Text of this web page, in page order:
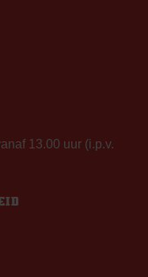
13.00 uur (i.p.v.